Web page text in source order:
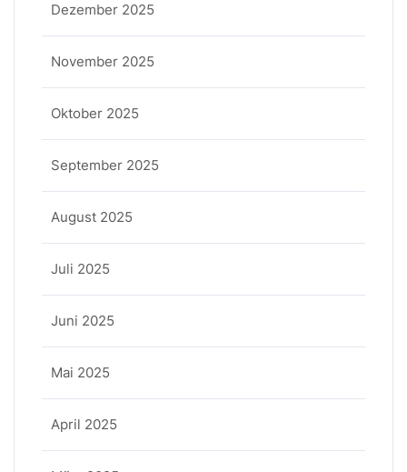
Dezember 2025
November 2025
Oktober 2025
September 2025
August 2025
Juli 2025
Juni 2025
Mai 2025
April 2025